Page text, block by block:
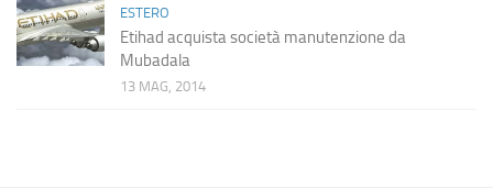
ESTERO
Etihad acquista società manutenzione da
Mubadala
13 MAG, 2014